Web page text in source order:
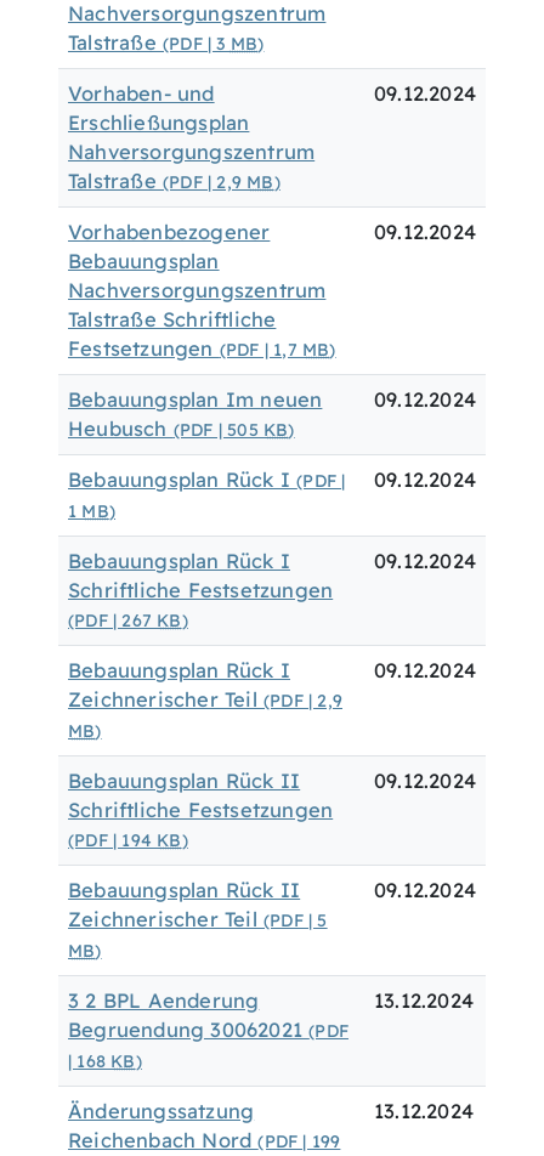
Nachversorgungszentrum
Talstraße (PDF | 3 MB)
Vorhaben- und
Erschließungsplan
Nahversorgungszentrum
Talstraße (PDF | 2,9 MB)
09.12.2024
Vorhabenbezogener
Bebauungsplan
Nachversorgungszentrum
Talstraße Schriftliche
Festsetzungen (PDF | 1,7 MB)
09.12.2024
Bebauungsplan Im neuen
Heubusch (PDF | 505 KB)
09.12.2024
Bebauungsplan Rück I(PDF |
1 MB)
09.12.2024
Bebauungsplan Rück I
Schriftliche Festsetzungen
(PDF | 267 KB)
09.12.2024
Bebauungsplan Rück I
Zeichnerischer Teil (PDF | 2,9
MB)
09.12.2024
Bebauungsplan Rück II
Schriftliche Festsetzungen
(PDF | 194 KB)
09.12.2024
Bebauungsplan Rück II
Zeichnerischer Teil (PDF | 5
MB)
09.12.2024
3 2 BPL Aenderung
Begruendung 30062021(PDF
| 168 KB)
13.12.2024
Änderungssatzung
Reichenbach Nord(PDF | 199
13.12.2024